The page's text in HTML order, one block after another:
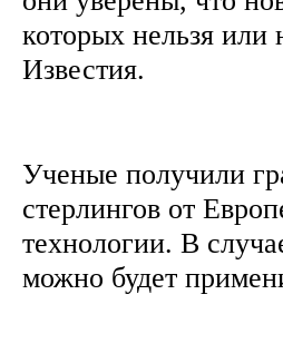
которых нельзя
Известия.
Ученые получили
стерлингов от
технологии. В
можно будет